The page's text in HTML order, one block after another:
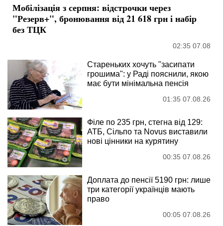
Мобілізація з серпня: відстрочки через
"Резерв+", бронювання від 21 618 грн і набір
без ТЦК
02:35 07.08
Стареньких хочуть "засипати
грошима": у Раді пояснили, якою
має бути мінімальна пенсія
01:35 07.08.26
Філе по 235 грн, стегна від 129:
АТБ, Сільпо та Novus виставили
нові цінники на курятину
00:35 07.08.26
Доплата до пенсії 5190 грн: лише
три категорії українців мають
право
00:05 07.08.26